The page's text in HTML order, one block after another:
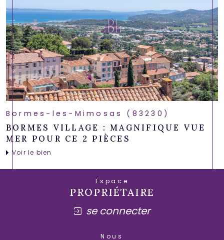
Bormes-les-Mimosas (83230)
BORMES VILLAGE : MAGNIFIQUE VUE
MER POUR CE 2 PIÈCES
Voir le bien
Espace
PROPRIÉTAIRE
se connecter
Nous